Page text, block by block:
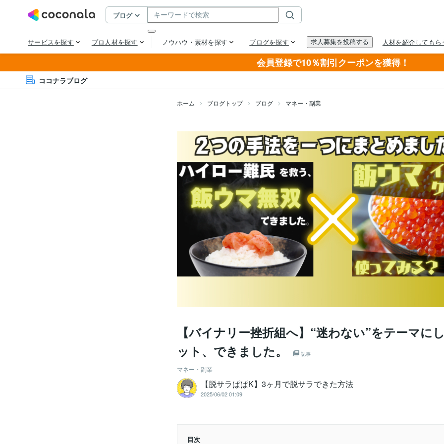
会員登録で10％割引クーポンを獲得！
ココナラブログ
ホーム ブログトップ ブログ マネー・副業
【バイナリー挫折組へ】“迷わない”をテーマに
ット、できました。
記事
マネー・副業
【脱サラぱぱK】3ヶ月で脱サラできた方法
2025/06/02 01:09
目次